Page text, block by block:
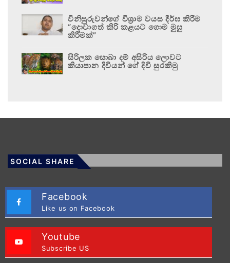
විනිසුරුවන්ගේ විශ්‍රාම වයස දීර්ඝ කිරීම
“දොවාගත් කිරි කළයට ගොම මුසු
කිරීමක්”
සිරිලක සොබා දම් අසිරිය ලොවට
කියාපාන දිවියන් ගේ දිවි සුරකිමු
SOCIAL SHARE
Facebook
Like us on Facebook
Youtube
Subscribe US